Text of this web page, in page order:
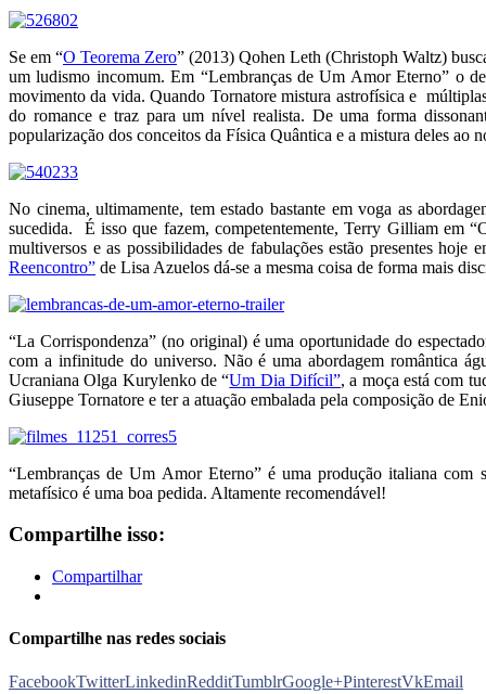
Se em “O Teorema Zero” (2013) Qohen Leth (Christoph Waltz)
um ludismo incomum. Em “Lembranças de Um Amor Eterno” o
movimento da vida. Quando Tornatore mistura astrofísica e
do romance e traz para um nível realista. De uma forma
popularização dos conceitos da Física Quântica e a mistura deles ao
No cinema, ultimamente, tem estado bastante em voga as
sucedida. É isso que fazem, competentemente, Terry Gilliam em
multiversos e as possibilidades de fabulações estão presentes
Reencontro” de Lisa Azuelos dá-se a mesma coisa de forma mais
“La Corrispondenza” (no original) é uma oportunidade do
com a infinitude do universo. Não é uma abordagem romântica
Ucraniana Olga Kurylenko de “Um Dia Difícil”, a moça está com
Giuseppe Tornatore e ter a atuação embalada pela composição de
“Lembranças de Um Amor Eterno” é uma produção italiana
metafísico é uma boa pedida. Altamente recomendável!
Compartilhe isso:
Compartilhar
Compartilhe nas redes sociais
FacebookTwitterLinkedinRedditTumblrGoogle+PinterestVkEmail